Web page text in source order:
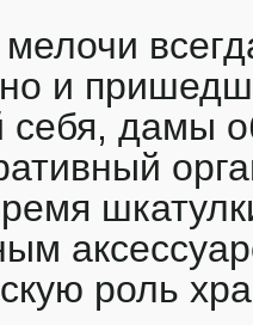
и
дамы
роль